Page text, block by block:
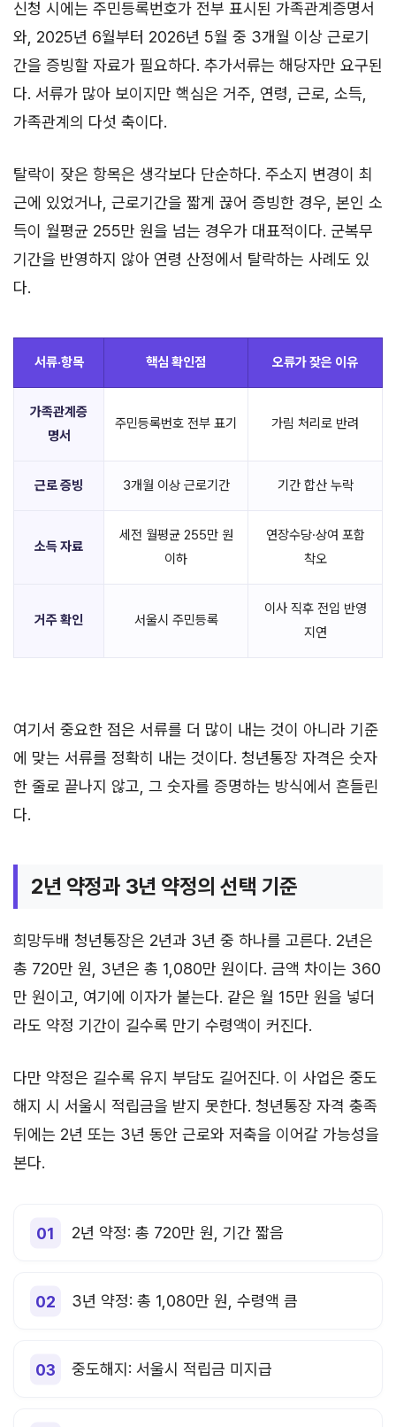
신청 시에는 주민등록번호가 전부 표시된 가족관계증명서
와, 2025년 6월부터 2026년 5월 중 3개월 이상 근로기
간을 증빙할 자료가 필요하다. 추가서류는 해당자만 요구된
다. 서류가 많아 보이지만 핵심은 거주, 연령, 근로, 소득,
가족관계의 다섯 축이다.
탈락이 잦은 항목은 생각보다 단순하다. 주소지 변경이 최
근에 있었거나, 근로기간을 짧게 끊어 증빙한 경우, 본인 소
득이 월평균 255만 원을 넘는 경우가 대표적이다. 군복무
기간을 반영하지 않아 연령 산정에서 탈락하는 사례도 있
다.
서류·항목 핵심 확인점 오류가 잦은 이유
가족관계증
명서
주민등록번호 전부 표기 가림 처리로 반려
근로 증빙 3개월 이상 근로기간 기간 합산 누락
소득 자료
세전 월평균 255만 원
이하
연장수당·상여 포함
착오
거주 확인 서울시 주민등록
이사 직후 전입 반영
지연
여기서 중요한 점은 서류를 더 많이 내는 것이 아니라 기준
에 맞는 서류를 정확히 내는 것이다. 청년통장 자격은 숫자
한 줄로 끝나지 않고, 그 숫자를 증명하는 방식에서 흔들린
다.
2년 약정과 3년 약정의 선택 기준
희망두배 청년통장은 2년과 3년 중 하나를 고른다. 2년은
총 720만 원, 3년은 총 1,080만 원이다. 금액 차이는 360
만 원이고, 여기에 이자가 붙는다. 같은 월 15만 원을 넣더
라도 약정 기간이 길수록 만기 수령액이 커진다.
다만 약정은 길수록 유지 부담도 길어진다. 이 사업은 중도
해지 시 서울시 적립금을 받지 못한다. 청년통장 자격 충족
뒤에는 2년 또는 3년 동안 근로와 저축을 이어갈 가능성을
본다.
2년 약정: 총 720만 원, 기간 짧음
3년 약정: 총 1,080만 원, 수령액 큼
중도해지: 서울시 적립금 미지급